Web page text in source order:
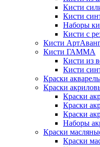
Кисти
Кисти
Наборы
Кисти с
Кисти
Кисти ГАММА
Кисти из
Кисти
Краски
Краски
Краски
Краски
Краски
Наборы
Краски
Краски